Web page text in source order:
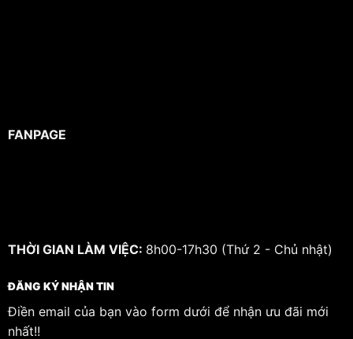
FANPAGE
THỜI GIAN LÀM VIỆC: 8h00-17h30 (Thứ 2 - Chủ nhật)
ĐĂNG KÝ NHẬN TIN
Điền email của bạn vào form dưới để nhận ưu đãi mới
nhất!!